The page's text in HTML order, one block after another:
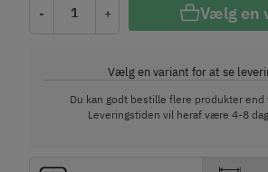
- + Vælg en
Vælg en variant for at se
Du kan godt bestille flere produkter end
Leveringstiden vil heraf være 4-8